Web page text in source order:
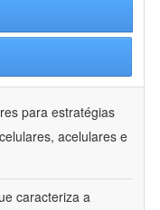
para estratégias
acelulares e
caracteriza a